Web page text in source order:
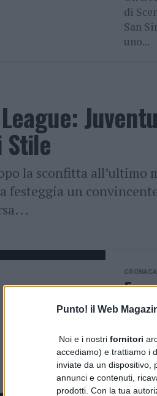
Punto! il Web
Noi e i nostri fornitori
accediamo) e trattiamo i
inviate da un dispositivo,
annunci e contenuti,
prodotti. Con la tua
di
San
uno...
Stile
la sconfitta all’ultimo
festeggia un
CRONACA
di